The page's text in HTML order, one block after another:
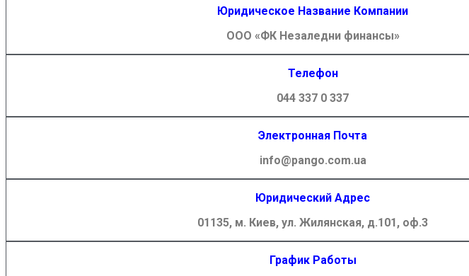
Юридическое Название Компании
ООО «ФК Незаледни финансы»
Телефон
044 337 0 337
Электронная Почта
info@pango.com.ua
Юридический Адрес
01135, м. Киев, ул. Жилянская, д.101, оф.3
График Работы